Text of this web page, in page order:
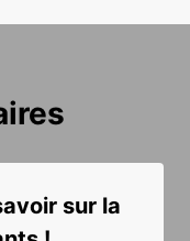
sur la